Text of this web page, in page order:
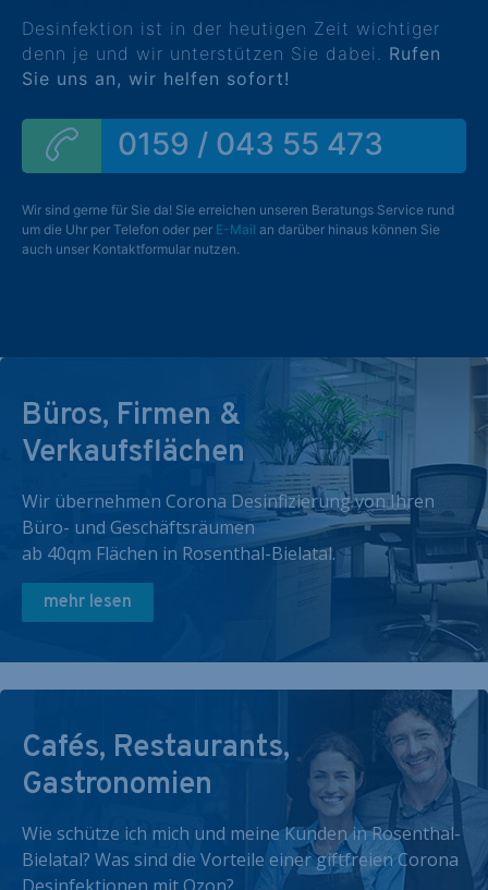
Desinfektion ist in der heutigen Zeit wichtiger
denn je und wir unterstützen Sie dabei. Rufen
Sie uns an, wir helfen sofort!
0159 / 043 55 473
Wir sind gerne für Sie da! Sie erreichen unseren Beratungs Service rund
um die Uhr per Telefon oder per E-Mail an darüber hinaus können Sie
auch unser Kontaktformular nutzen.
Büros, Firmen &
Verkaufsflächen
Wir übernehmen Corona Desinfizierung von Ihren
Büro- und Geschäftsräumen
ab 40qm Flächen in Rosenthal-Bielatal.
mehr lesen
Cafés, Restaurants,
Gastronomien
Wie schütze ich mich und meine Kunden in Rosenthal-
Bielatal? Was sind die Vorteile einer giftfreien Corona